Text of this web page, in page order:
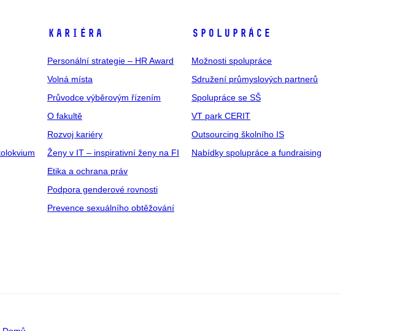
KARIÉRA
Personální strategie – HR Award
Volná místa
Průvodce výběrovým řízením
O fakultě
Rozvoj kariéry
Ženy v IT – inspirativní ženy na FI
Etika a ochrana práv
Podpora genderové rovnosti
Prevence sexuálního obtěžování
SPOLUPRÁCE
Možnosti spolupráce
Sdružení průmyslových partnerů
Spolupráce se SŠ
VT park CERIT
Outsourcing školního IS
Nabídky spolupráce a fundraising